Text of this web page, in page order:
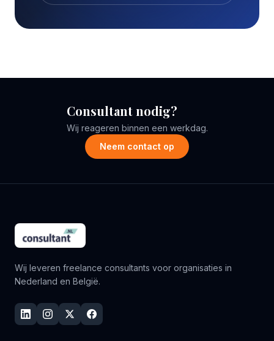
Consultant nodig?
Wij reageren binnen een werkdag.
Neem contact op
Wij leveren freelance consultants voor organisaties in
Nederland en België.